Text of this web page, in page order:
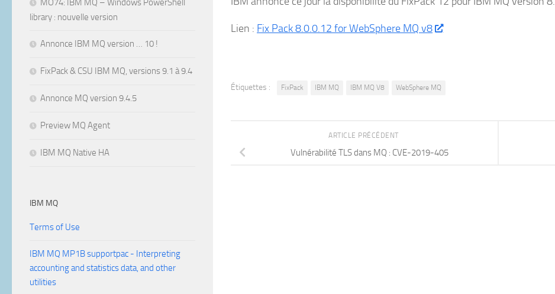
Lien : Fix Pack 8.0.0.12 for WebSphere MQ v8
Étiquettes : FixPack IBM MQ IBM MQ V8 WebSphere MQ
ARTICLE PRÉCÉDENT
Vulnérabilité TLS dans MQ : CVE-2019-405
MO74: IBM MQ – Windows PowerShell
library : nouvelle version
Annonce IBM MQ version … 10 !
FixPack & CSU IBM MQ, versions 9.1 à 9.4
Annonce MQ version 9.4.5
Preview MQ Agent
IBM MQ Native HA
IBM MQ
Terms of Use
IBM MQ MP1B supportpac - Interpreting
accounting and statistics data, and other
utilities